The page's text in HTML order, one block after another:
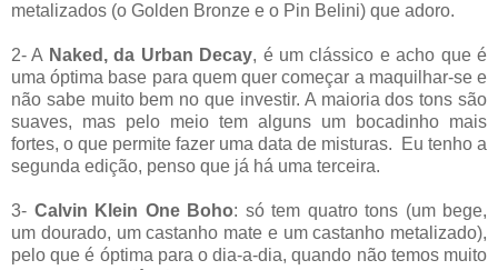
metalizados (o Golden Bronze e o Pin Belini) que adoro.
2- A Naked, da Urban Decay, é um clássico e acho que é
uma óptima base para quem quer começar a maquilhar-se e
não sabe muito bem no que investir. A maioria dos tons são
suaves, mas pelo meio tem alguns um bocadinho mais
fortes, o que permite fazer uma data de misturas. Eu tenho a
segunda edição, penso que já há uma terceira.
3- Calvin Klein One Boho: só tem quatro tons (um bege,
um dourado, um castanho mate e um castanho metalizado),
pelo que é óptima para o dia-a-dia, quando não temos muito